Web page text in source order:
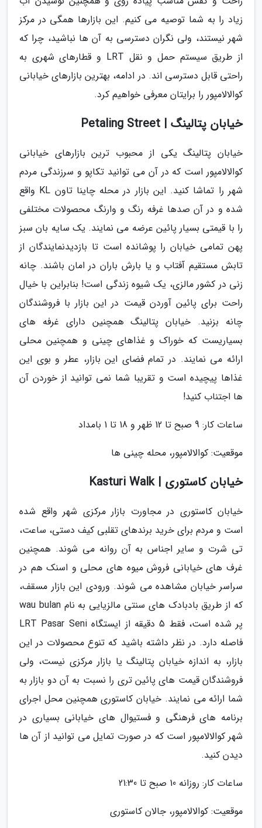
زیاد را به شما توصیه می کنیم. این بازارها همگی در مرکز
شهر نیستند، ولی نگران دسترسی به آن ها نباشید، چرا که
از طریق سیستم حمل و نقل LRT و قطارهای شهری به
راحتی قابل دسترسی اند. در ادامه، بهترین بازارهای خیابانی
کوالالامپور را برایتان معرفی خواهیم کرد.
خیابان پتالینگ | Petaling Street
خیابان پتالینگ یکی از محبوب ترین بازارهای خیابانی
کوالالامپور است که در آن می توانید تکاپو و سرزندگی مردم
شهر را تماشا کنید. این بازار در محله چاینا تاون KL واقع
شده و در آن صدها غرفه رنگ و وارنگ محصولات مختلفی
را با قیمتی بسیار پائین عرضه می نمایند. یک سایه بان سبز
پهن تمامی خیابان را پوشانده است تا بازدیدنمایندگان از
تابش مستقیم آفتاب و یا بارش باران در امان باشند. چانه
زنی در کشور مالزی، یک شیوه زندگی است! بنابراین با خیال
راحت برای پائین آوردن قیمت در این بازار با فروشندگان
چانه بزنید. خیابان پتالینگ همچنین دارای غرفه های
بسیاریست که خوراک و غذاهای چینی و همچنین محلی
ارائه می نمایند. در تمام فضای این بازار، عطر و بوی این
غذاها پیچیده است و تقریبا شما نمی توانید از خوردن آن
ها اجتناب کنید!
ساعات کار: 9 صبح تا 12 ظهر و 18 تا 1 بامداد
موقعیت: کوالالامپور، محله چینی ها
خیابان کاستوری | Kasturi Walk
خیابان کاستوری در مجاورت بازار مرکزی شهر واقع شده
است و مردم برای خرید برندهای تقلبی کیف دستی، ساعت،
تی شرت و سایر اجناس به آن روانه می شوند. همچنین
غرف های خیابانی فروش میوه های محلی و اسنک هم در
سراسر خیابان مشاهده می شوند. ورودی این بازار مسقف،
که از طریق بادبادک های سنتی مالزیایی به نام wau bulan
پر شده است، فقط 5 دقیقه از ایستگاه LRT Pasar Seni
فاصله دارد. در نظر داشته باشید که تنوع محصولات در این
بازار، به اندازه خیابان پتالینگ یا بازار مرکزی نیست، ولی
فروشندگان قیمت های پائین تری را نسبت به آن دو بازار به
شما ارائه می نمایند. خیابان کاستوری همچنین محل اجرای
برنامه های فرهنگی و فستیوال های خیابانی بسیاری در
شهر کوالالامپور است که در صورت تمایل می توانید از آن ها
دیدن کنید.
ساعات کار: روزانه 10 صبح تا 21:30
موقعیت: کوالالامپور، جالان کاستوری